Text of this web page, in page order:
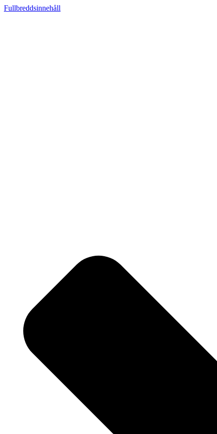
Fullbreddsinnehåll